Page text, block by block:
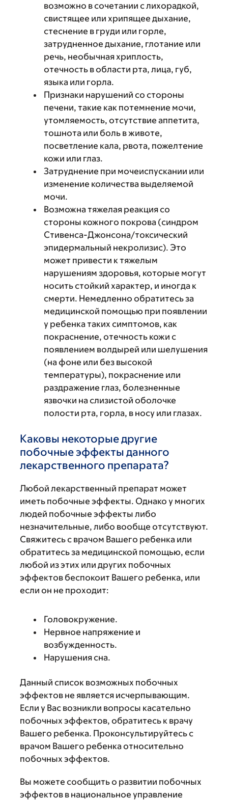
возможно в сочетании с лихорадкой,
свистящее или хрипящее дыхание,
стеснение в груди или горле,
затрудненное дыхание, глотание или
речь, необычная хриплость,
отечность в области рта, лица, губ,
языка или горла.
Признаки нарушений со стороны
печени, такие как потемнение мочи,
утомляемость, отсутствие аппетита,
тошнота или боль в животе,
посветление кала, рвота, пожелтение
кожи или глаз.
Затруднение при мочеиспускании или
изменение количества выделяемой
мочи.
Возможна тяжелая реакция со
стороны кожного покрова (синдром
Стивенса-Джонсона/токсический
эпидермальный некролизис). Это
может привести к тяжелым
нарушениям здоровья, которые могут
носить стойкий характер, и иногда к
смерти. Немедленно обратитесь за
медицинской помощью при появлении
у ребенка таких симптомов, как
покраснение, отечность кожи с
появлением волдырей или шелушения
(на фоне или без высокой
температуры), покраснение или
раздражение глаз, болезненные
язвочки на слизистой оболочке
полости рта, горла, в носу или глазах.
Каковы некоторые другие
побочные эффекты данного
лекарственного препарата?
Любой лекарственный препарат может
иметь побочные эффекты. Однако у многих
людей побочные эффекты либо
незначительные, либо вообще отсутствуют.
Свяжитесь с врачом Вашего ребенка или
обратитесь за медицинской помощью, если
любой из этих или других побочных
эффектов беспокоит Вашего ребенка, или
если он не проходит:
Головокружение.
Нервное напряжение и
возбужденность.
Нарушения сна.
Данный список возможных побочных
эффектов не является исчерпывающим.
Если у Вас возникли вопросы касательно
побочных эффектов, обратитесь к врачу
Вашего ребенка. Проконсультируйтесь с
врачом Вашего ребенка относительно
побочных эффектов.
Вы можете сообщить о развитии побочных
эффектов в национальное управление